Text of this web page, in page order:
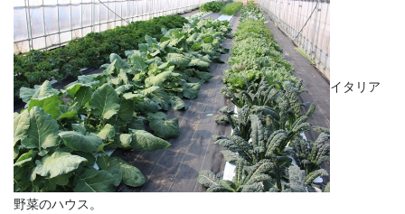
イタリア
野菜のハウス。